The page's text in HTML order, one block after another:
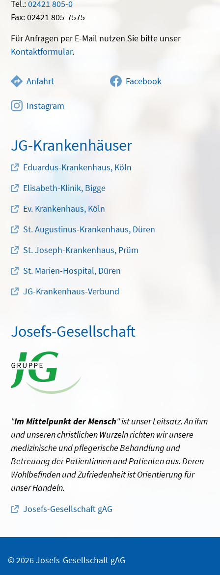
Tel.:02421 805-0
Fax: 02421 805-7575
Für Anfragen per E-Mail nutzen Sie bitte unser
Kontaktformular.
Anfahrt Facebook
Instagram
JG-Krankenhäuser
Eduardus-Krankenhaus, Köln
Elisabeth-Klinik, Bigge
Ev. Krankenhaus, Köln
St. Augustinus-Krankenhaus, Düren
St. Joseph-Krankenhaus, Prüm
St. Marien-Hospital, Düren
JG-Krankenhaus-Verbund
Josefs-Gesellschaft
"Im Mittelpunkt der Mensch" ist unser Leitsatz. An ihm
und unseren christlichen Wurzeln richten wir unsere
medizinische und pflegerische Behandlung und
Betreuung der Patientinnen und Patienten aus. Deren
Wohlbefinden und Zufriedenheit ist Orientierung für
unser Handeln.
Josefs-Gesellschaft gAG
© 2026 Josefs-Gesellschaft gAG